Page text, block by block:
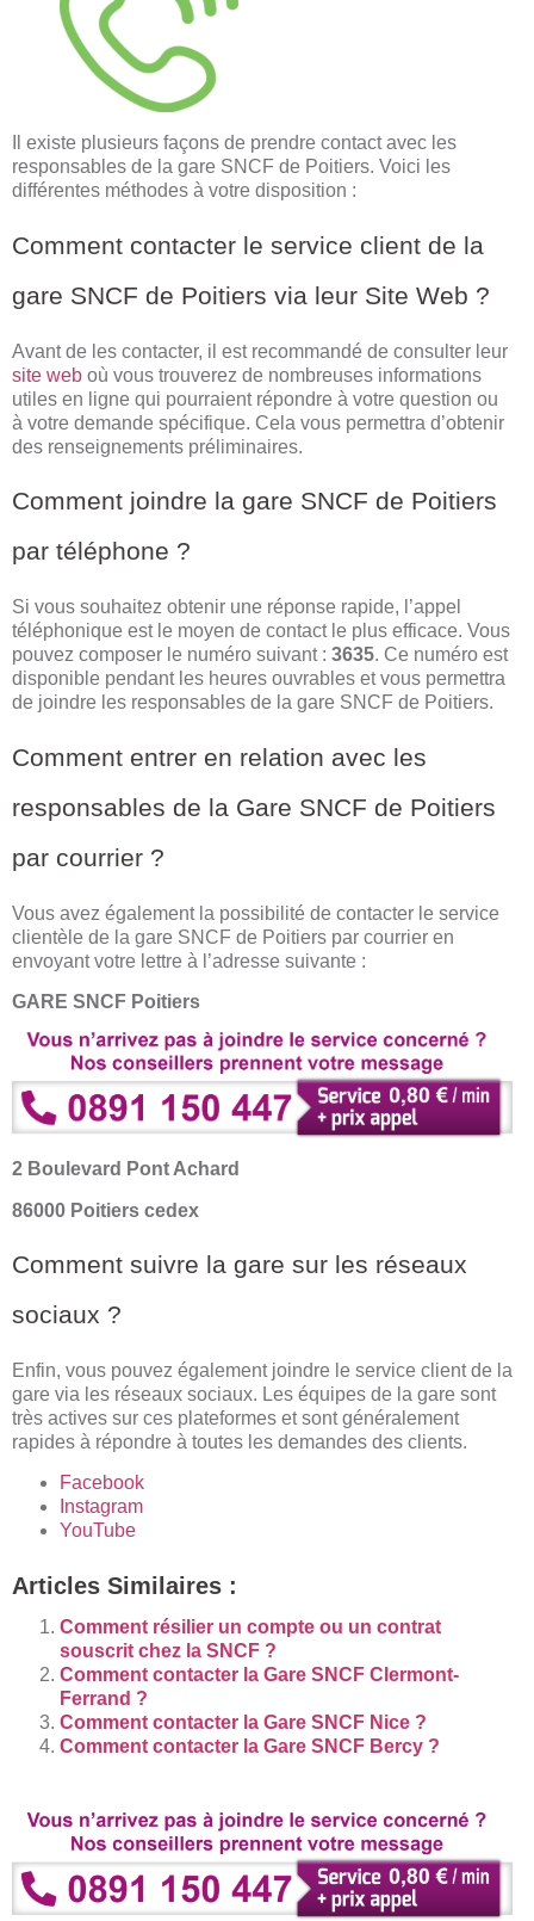
Il existe plusieurs façons de prendre contact avec les
responsables de la gare SNCF de Poitiers. Voici les
différentes méthodes à votre disposition :
Comment contacter le service client de la
gare SNCF de Poitiers via leur Site Web ?
Avant de les contacter, il est recommandé de consulter leur
site web où vous trouverez de nombreuses informations
utiles en ligne qui pourraient répondre à votre question ou
à votre demande spécifique. Cela vous permettra d’obtenir
des renseignements préliminaires.
Comment joindre la gare SNCF de Poitiers
par téléphone ?
Si vous souhaitez obtenir une réponse rapide, l’appel
téléphonique est le moyen de contact le plus efficace. Vous
pouvez composer le numéro suivant : 3635. Ce numéro est
disponible pendant les heures ouvrables et vous permettra
de joindre les responsables de la gare SNCF de Poitiers.
Comment entrer en relation avec les
responsables de la Gare SNCF de Poitiers
par courrier ?
Vous avez également la possibilité de contacter le service
clientèle de la gare SNCF de Poitiers par courrier en
envoyant votre lettre à l’adresse suivante :
GARE SNCF Poitiers
2 Boulevard Pont Achard
86000 Poitiers cedex
Comment suivre la gare sur les réseaux
sociaux ?
Enfin, vous pouvez également joindre le service client de la
gare via les réseaux sociaux. Les équipes de la gare sont
très actives sur ces plateformes et sont généralement
rapides à répondre à toutes les demandes des clients.
Facebook
Instagram
YouTube
Articles Similaires :
Comment résilier un compte ou un contrat
souscrit chez la SNCF ?
Comment contacter la Gare SNCF Clermont-
Ferrand ?
Comment contacter la Gare SNCF Nice ?
Comment contacter la Gare SNCF Bercy ?